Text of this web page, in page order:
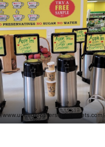
www.unitedbrothersfruitmarkets.com/